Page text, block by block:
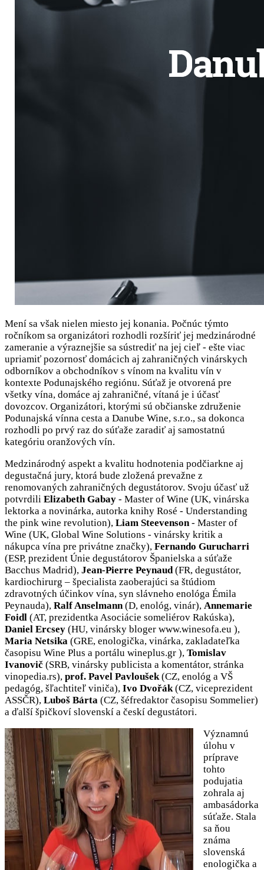
Mení sa však nielen miesto jej konania. Počnúc týmto
ročníkom sa organizátori rozhodli rozšíriť jej medzinárodné
zameranie a výraznejšie sa sústrediť na jej cieľ - ešte viac
upriamiť pozornosť domácich aj zahraničných vinárskych
odborníkov a obchodníkov s vínom na kvalitu vín v
kontexte Podunajského regiónu. Súťaž je otvorená pre
všetky vína, domáce aj zahraničné, vítaná je i účasť
dovozcov. Organizátori, ktorými sú občianske združenie
Podunajská vínna cesta a Danube Wine, s.r.o., sa dokonca
rozhodli po prvý raz do súťaže zaradiť aj samostatnú
kategóriu oranžových vín.
Medzinárodný aspekt a kvalitu hodnotenia podčiarkne aj
degustačná jury, ktorá bude zložená prevažne z
renomovaných zahraničných degustátorov. Svoju účasť už
potvrdili Elizabeth Gabay - Master of Wine (UK, vinárska
lektorka a novinárka, autorka knihy Rosé - Understanding
the pink wine revolution), Liam Steevenson- Master of
Wine (UK, Global Wine Solutions - vinársky kritik a
nákupca vína pre privátne značky), Fernando Gurucharri
(ESP, prezident Únie degustátorov Španielska a súťaže
Bacchus Madrid), Jean-Pierre Peynaud(FR, degustátor,
kardiochirurg – špecialista zaoberajúci sa štúdiom
zdravotných účinkov vína, syn slávneho enológa Émila
Peynauda), Ralf Anselmann(D, enológ, vinár), Annemarie
Foidl (AT, prezidentka Asociácie someliérov Rakúska),
Daniel Ercsey (HU, vinársky bloger www.winesofa.eu ),
Maria Netsika (GRE, enologička, vinárka, zakladateľka
časopisu Wine Plus a portálu wineplus.gr ), Tomislav
Ivanovič (SRB, vinársky publicista a komentátor, stránka
vinopedia.rs), prof. Pavel Pavloušek(CZ, enológ a VŠ
pedagóg, šľachtiteľ viniča), Ivo Dvořák(CZ, viceprezident
ASSČR), Luboš Bárta (CZ, šéfredaktor časopisu Sommelier)
a ďalší špičkoví slovenskí a českí degustátori.
Významnú
úlohu v
príprave
tohto
podujatia
zohrala aj
ambasádorka
súťaže. Stala
sa ňou
známa
slovenská
enologička a